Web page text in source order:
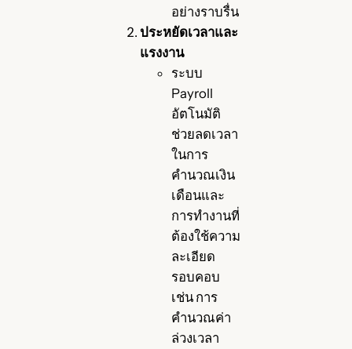
อย่างราบรื่น
ประหยัดเวลาและ
แรงงาน
ระบบ
Payroll
อัตโนมัติ
ช่วยลดเวลา
ในการ
คำนวณเงิน
เดือนและ
การทำงานที่
ต้องใช้ความ
ละเอียด
รอบคอบ
เช่น การ
คำนวณค่า
ล่วงเวลา